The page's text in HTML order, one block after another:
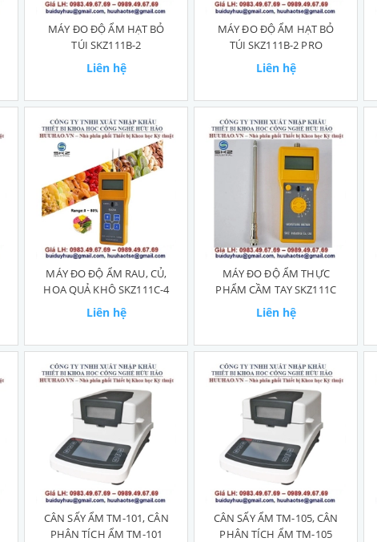
MÁY ĐO ĐỘ ẨM HẠT BỎ
TÚI SKZ111B-2
Liên hệ
MÁY ĐO ĐỘ ẨM HẠT BỎ
TÚI SKZ111B-2 PRO
Liên hệ
MÁY ĐO ĐỘ ẨM RAU, CỦ,
HOA QUẢ KHÔ SKZ111C-4
Liên hệ
MÁY ĐO ĐỘ ẨM THỰC
PHẨM CẦM TAY SKZ111C
Liên hệ
CÂN SẤY ẨM TM-101, CÂN
PHÂN TÍCH ẨM TM-101
CÂN SẤY ẨM TM-105, CÂN
PHÂN TÍCH ẨM TM-105